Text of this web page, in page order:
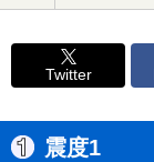
Twitter
震度1